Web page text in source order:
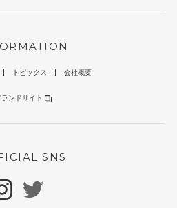
トピックス 会社概要
ランドサイト
SNS